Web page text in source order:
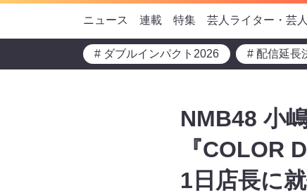
ニュース 連載 特集 芸人ライター・芸
# ダブルインパクト2026 # 配信延長
NMB48 小
『COLOR
1日店長に